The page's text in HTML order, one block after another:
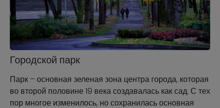
Городской парк
Парк – основная зеленая зона центра города, которая
во второй половине 19 века создавалась как сад. С тех
пор многое изменилось, но сохранилась основная